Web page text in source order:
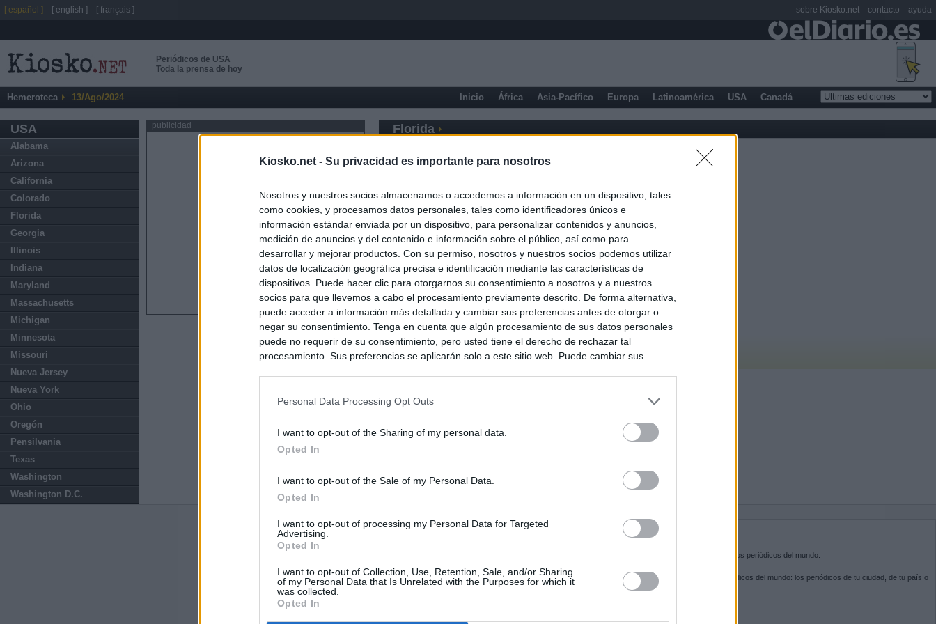
Kiosko.net - Su privacidad es importante para nosotros
Nosotros y nuestros socios almacenamos o accedemos a información en un dispositivo, tales
como cookies, y procesamos datos personales, tales como identificadores únicos e
información estándar enviada por un dispositivo, para personalizar contenidos y anuncios,
medición de anuncios y del contenido e información sobre el público, así como para
desarrollar y mejorar productos. Con su permiso, nosotros y nuestros socios podemos utilizar
datos de localización geográfica precisa e identificación mediante las características de
dispositivos. Puede hacer clic para otorgarnos su consentimiento a nosotros y a nuestros
socios para que llevemos a cabo el procesamiento previamente descrito. De forma alternativa,
puede acceder a información más detallada y cambiar sus preferencias antes de otorgar o
negar su consentimiento. Tenga en cuenta que algún procesamiento de sus datos personales
puede no requerir de su consentimiento, pero usted tiene el derecho de rechazar tal
procesamiento. Sus preferencias se aplicarán solo a este sitio web. Puede cambiar sus
Personal Data Processing Opt Outs
I want to opt-out of the Sharing of my personal data.
Opted In
I want to opt-out of the Sale of my Personal Data.
Opted In
I want to opt-out of processing my Personal Data for Targeted
Advertising.
Opted In
I want to opt-out of Collection, Use, Retention, Sale, and/or Sharing
of my Personal Data that Is Unrelated with the Purposes for which it
was collected.
Opted In
Periódicos de USA
Toda la prensa de hoy
Hemeroteca 13/Ago/2024 Inicio África Asia-Pacífico Europa Latinoamérica USA Canadá
USA
Alabama
Arizona
California
Colorado
Florida
Georgia
Illinois
Indiana
Maryland
Massachusetts
Michigan
Minnesota
Missouri
Nueva Jersey
Nueva York
Ohio
Oregón
Pensilvania
Texas
Washington
Washington D.C.
publicidad Florida
Últimas noticias
Chamberí a ayudas por los incendios
Ayuso contra Ayuso: cómo ha cambiado su discurso sobre el ático de la
SOBRE KIOSKO.NET
es la puerta de entrada a los periódicos del mundo.
Navega por las portadas de los periódicos del mundo: los periódicos de tu ciudad, de tu país o
del otro extremo del mundo.
[ español ] [ english ] [ français ] sobre Kiosko.net contacto ayuda